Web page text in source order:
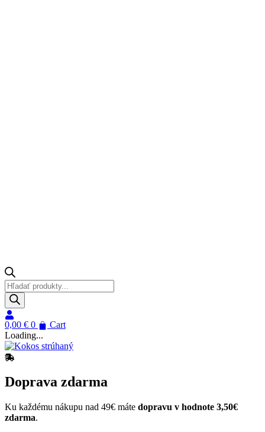
Products
search
0,00 € 0
Cart
Loading...
Doprava zdarma
Ku každému nákupu nad 49€ máte dopravu v hodnote 3,50€
zdarma.